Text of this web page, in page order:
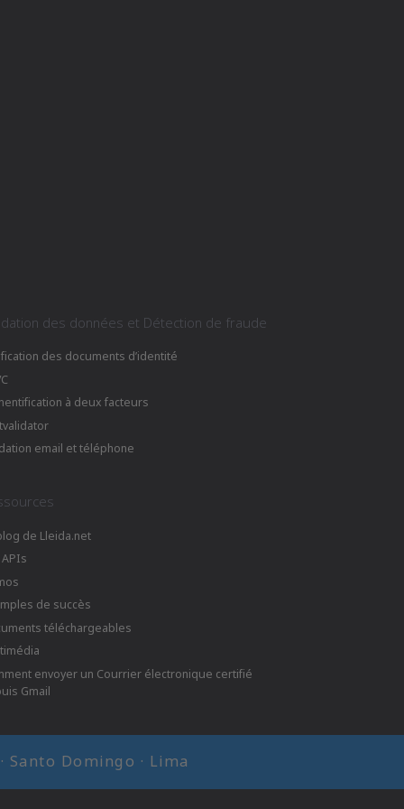
des données et Détection de fraude
des documents d’identité
à deux facteurs
email et téléphone
de Lleida.net
de succès
téléchargeables
envoyer un Courrier électronique certifié
Gmail
Santo Domingo · Lima